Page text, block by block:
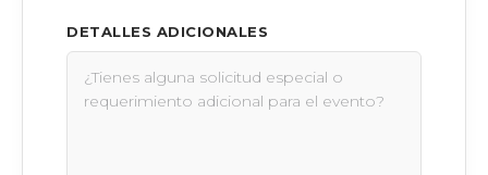
DETALLES ADICIONALES